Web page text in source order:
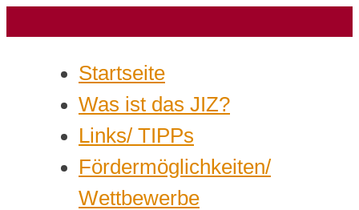
Startseite
Was ist das JIZ?
Links/ TIPPs
Fördermöglichkeiten/
Wettbewerbe